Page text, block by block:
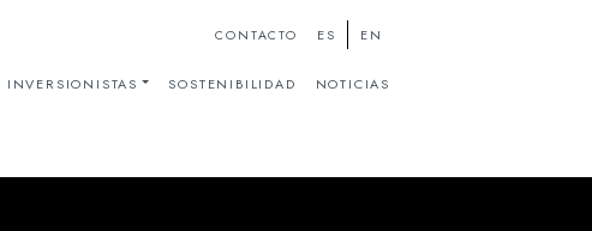
CONTACTO ES EN
INVERSIONISTAS SOSTENIBILIDAD NOTICIAS